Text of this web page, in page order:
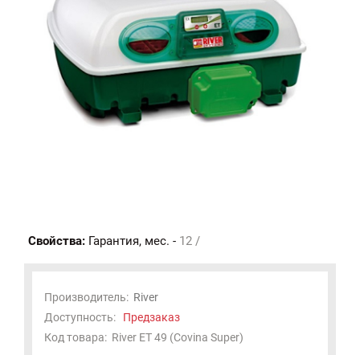
Свойства: Гарантия, мес. - 12 /
Производитель: River
Доступность: Предзаказ
Код товара: River ET 49 (Covina Super)